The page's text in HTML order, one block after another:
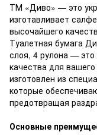
ТМ «Диво» — это
изготавливает
высочайшего
Туалетная бумага
слоя, 4 рулона —
качества для
изготовлен из
которые
предотвращая
Основные